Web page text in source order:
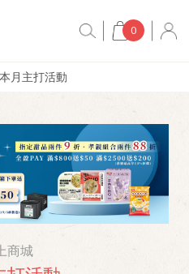
0
本月主打活動
商城